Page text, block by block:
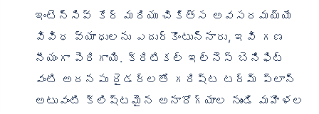
ఇంటెన్సివ్ కేర్ మరియు చికిత్స అవసరమయ్యే
వివిధ వ్యాధులను ఎదుర్కొంటున్నారు, ఇవి గణ
నీయంగా పెరిగాయి. క్రిటికల్ ఇల్‌నెస్ బెనిఫిట్
వంటి అదనపు రైడర్‌లతో గరిష్ట టర్మ్ ప్లాన్
అటువంటి క్లిష్టమైన అనారోగ్యాల నుండి మహిళల